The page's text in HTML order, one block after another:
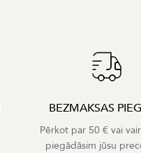
BEZMAKSAS
Pērkot par 50 € vai
piegādāsim jūsu